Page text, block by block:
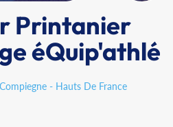
Printanier
éQuip'athlé
- Hauts De France